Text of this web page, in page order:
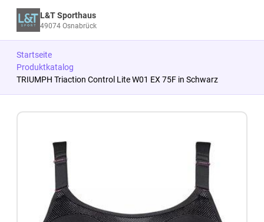
L&T Sporthaus
49074 Osnabrück
Startseite
Produktkatalog
TRIUMPH Triaction Control Lite W01 EX 75F in Schwarz